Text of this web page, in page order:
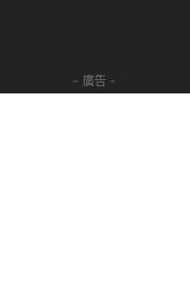
- 廣告 -